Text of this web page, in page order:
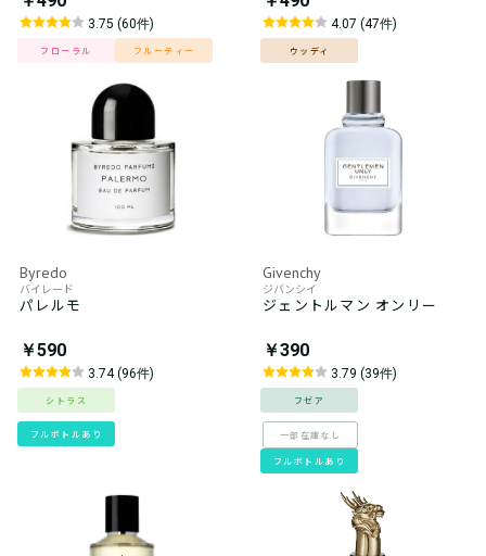
3.75 (60件)
フローラル フルーティー
4.07 (47件)
ウッディ
Byredo
バイレード
パレルモ
￥590
3.74 (96件)
シトラス
フルボトルあり
Givenchy
ジバンシイ
ジェントルマン オンリー
￥390
3.79 (39件)
フゼア
一部在庫なし
フルボトルあり